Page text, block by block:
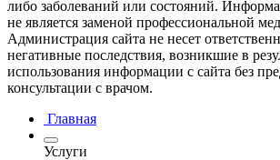
либо заболеваний или состояний.
не является заменой профессиональной
Администрация сайта не несет
негативные последствия, возникшие в
использования информации с сайта без
консультации с врачом.
Главная
Услуги